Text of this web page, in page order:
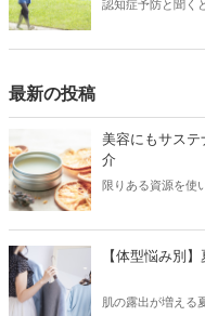
認知症予防と聞く
介します。
最新の投稿
美容にもサステ
介
限りある資源を使
る私たちが取り組
するだけではなく
【体型悩み別
肌の露出が増える